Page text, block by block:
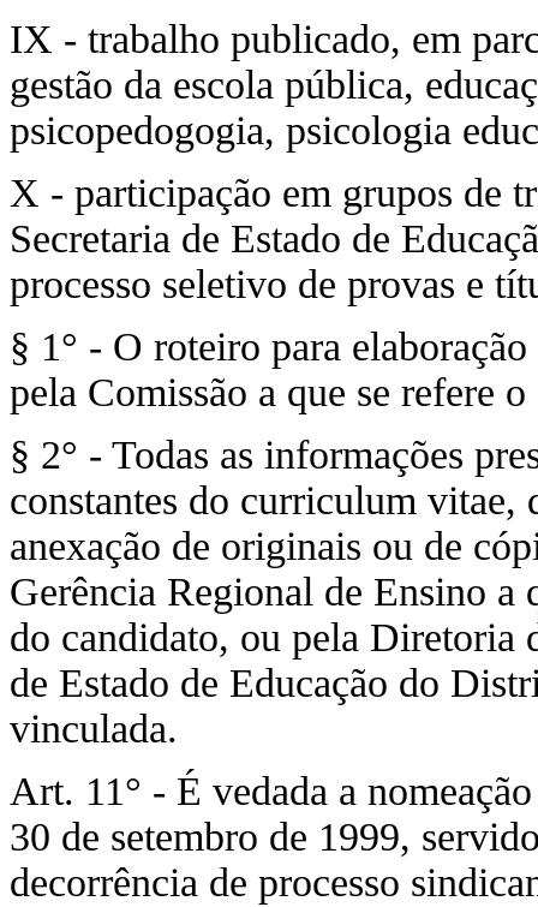
IX - trabalho publicado, em
gestão da escola pública,
psicopedogogia, psicologia
X - participação em grupos de
Secretaria de Estado de
processo seletivo de provas e
§ 1° - O roteiro para
pela Comissão a que se refere
§ 2° - Todas as informações
constantes do curriculum vitae,
anexação de originais ou de
Gerência Regional de Ensino a
do candidato, ou pela Diretoria
de Estado de Educação do
vinculada.
Art. 11° - É vedada a
30 de setembro de 1999,
decorrência de processo